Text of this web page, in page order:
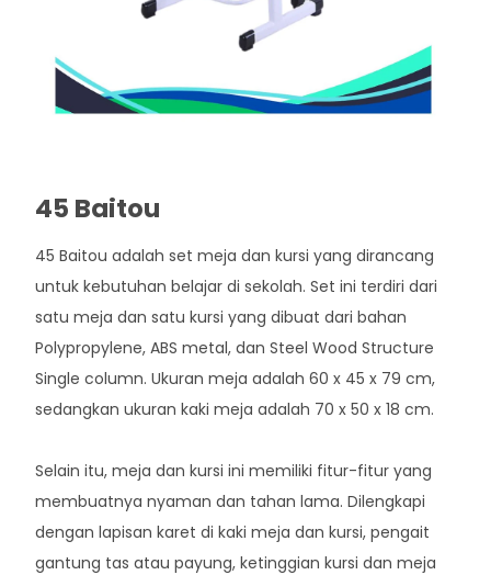
45 Baitou
45 Baitou adalah set meja dan kursi yang dirancang
untuk kebutuhan belajar di sekolah. Set ini terdiri dari
satu meja dan satu kursi yang dibuat dari bahan
Polypropylene, ABS metal, dan Steel Wood Structure
Single column. Ukuran meja adalah 60 x 45 x 79 cm,
sedangkan ukuran kaki meja adalah 70 x 50 x 18 cm.
Selain itu, meja dan kursi ini memiliki fitur-fitur yang
membuatnya nyaman dan tahan lama. Dilengkapi
dengan lapisan karet di kaki meja dan kursi, pengait
gantung tas atau payung, ketinggian kursi dan meja